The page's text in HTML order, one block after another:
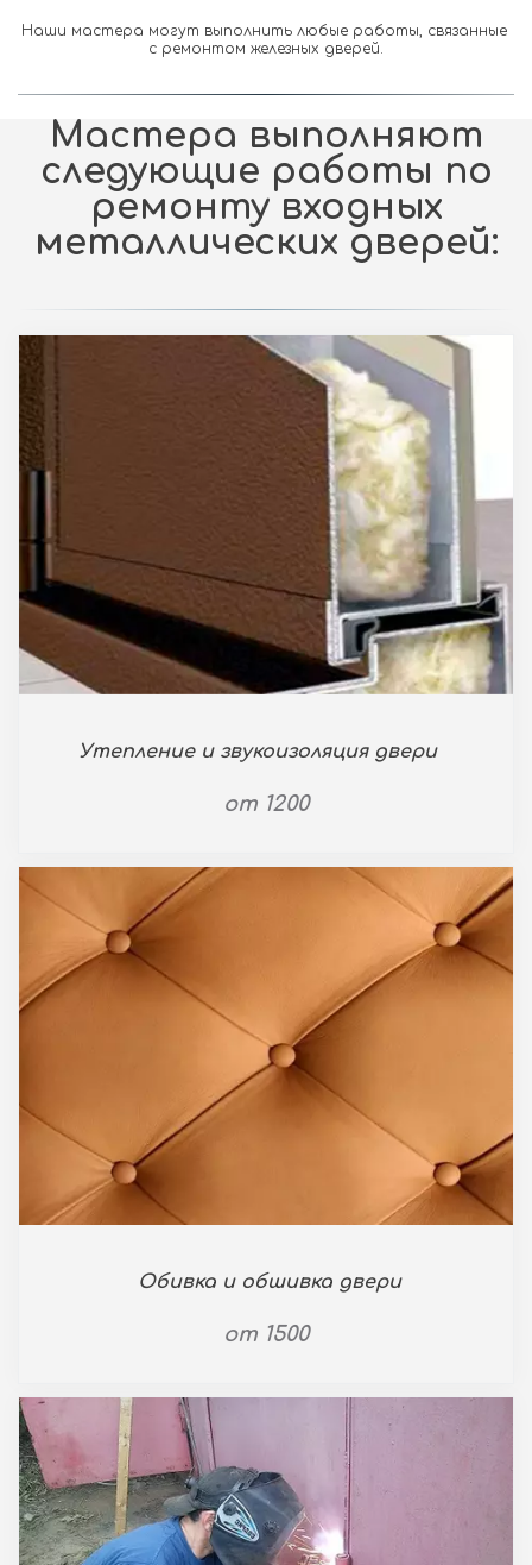
Наши мастера могут выполнить любые работы, связанные
с ремонтом железных дверей.
Мастера выполняют
следующие работы по
ремонту входных
металлических дверей:
Утепление и звукоизоляция двери
от 1200
Обивка и обшивка двери
от 1500